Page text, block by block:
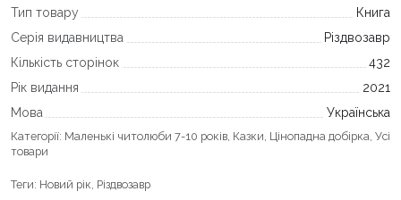
Тип товару
Книга
Серія видавництва
Різдвозавр
Кількість сторінок
432
Рік видання
2021
Мова
Українська
Категорії: Маленькі читолюби 7-10 років, Казки, Цінопадна добірка, Усі
товари
Теги: Новий рік, Різдвозавр